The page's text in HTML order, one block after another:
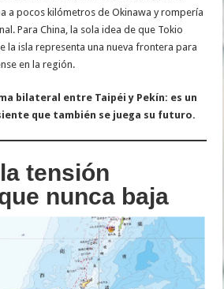
a pocos kilómetros de Okinawa y rompería
Para China, la sola idea de que Tokio
la isla representa una nueva frontera para
en la región.
bilateral entre Taipéi y Pekín: es un
que también se juega su futuro.
tensión
nunca baja